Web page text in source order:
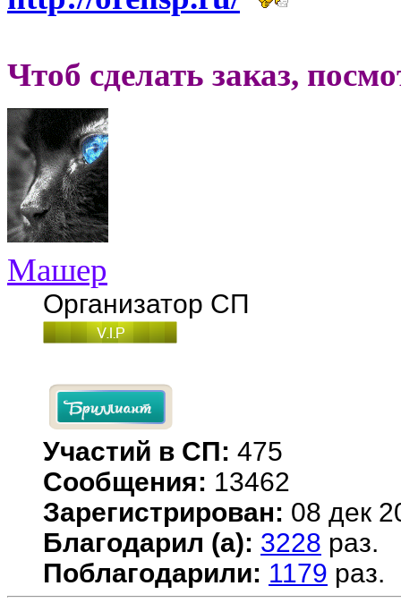
Чтоб сделать заказ,
Машер
Организатор СП
Участий в СП: 475
Сообщения: 13462
Зарегистрирован: 08 дек
Благодарил (а): 3228 раз.
Поблагодарили: 1179 раз.